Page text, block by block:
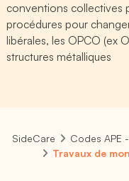
conventions collectives
procédures pour
libérales, les OPCO (ex
structures métalliques
SideCare
Codes APE
Travaux de